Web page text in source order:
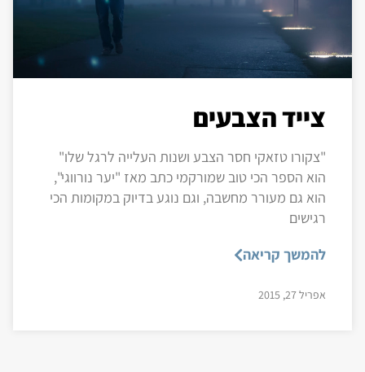
צייד הצבעים
"צקורו טזאקי חסר הצבע ושנות העלייה לרגל שלו"
הוא הספר הכי טוב שמורקמי כתב מאז "יער נורווגי",
הוא גם מעורר מחשבה, וגם נוגע בדיוק במקומות הכי
רגישים
להמשך קריאה
אפריל 27, 2015